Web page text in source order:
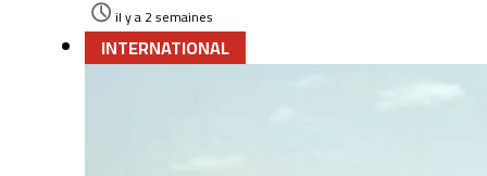
il y a 2 semaines
INTERNATIONAL